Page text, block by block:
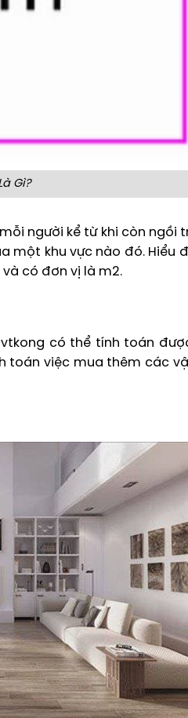
Gì?
người kể từ khi còn ngồi
một khu vực nào đó. Hiểu
có đơn vị là m2.
có thể tính toán
toán việc mua thêm các